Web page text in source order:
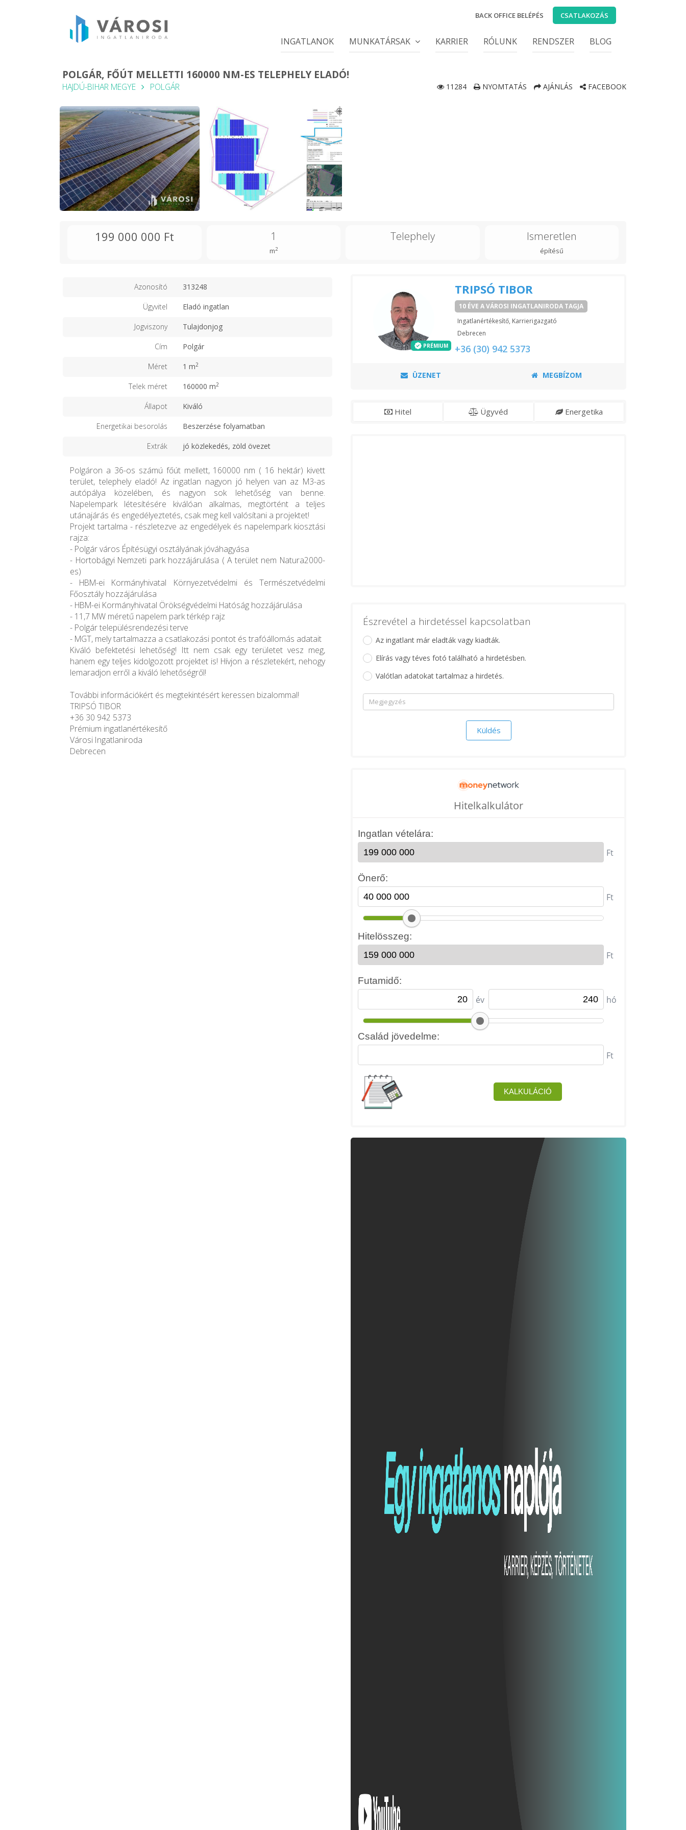
BACK OFFICE BELÉPÉS CSATLAKOZÁS
INGATLANOK MUNKATÁRSAK KARRIER RÓLUNK RENDSZER BLOG
POLGÁR, FŐÚT MELLETTI 160000 NM-ES TELEPHELY ELADÓ!
HAJDÚ-BIHAR MEGYE POLGÁR 11284 NYOMTATÁS AJÁNLÁS FACEBOOK
199 000 000 Ft 1
m2
Telephely Ismeretlen
építésű
Azonosító 313248
Ügyvitel Eladó ingatlan
Jogviszony Tulajdonjog
Cím Polgár
Méret 1 m2
Telek méret 160000 m2
Állapot Kiváló
Energetikai besorolás Beszerzése folyamatban
Extrák jó közlekedés, zöld övezet
Polgáron a 36-os számú főút mellett, 160000 nm ( 16 hektár) kivett
terület, telephely eladó! Az ingatlan nagyon jó helyen van az M3-as
autópálya közelében, és nagyon sok lehetőség van benne.
Napelempark létesítésére kiválóan alkalmas, megtörtént a teljes
utánajárás és engedélyeztetés, csak meg kell valósítani a projektet!
Projekt tartalma - részletezve az engedélyek és napelempark kiosztási
rajza:
- Polgár város Építésügyi osztályának jóváhagyása
- Hortobágyi Nemzeti park hozzájárulása ( A terület nem Natura2000-
es)
- HBM-ei Kormányhivatal Környezetvédelmi és Természetvédelmi
Főosztály hozzájárulása
- HBM-ei Kormányhivatal Örökségvédelmi Hatóság hozzájárulása
- 11,7 MW méretű napelem park térkép rajz
- Polgár településrendezési terve
- MGT, mely tartalmazza a csatlakozási pontot és trafóállomás adatait
Kiváló befektetési lehetőség! Itt nem csak egy területet vesz meg,
hanem egy teljes kidolgozott projektet is! Hívjon a részletekért, nehogy
lemaradjon erről a kiváló lehetőségről!
További információkért és megtekintésért keressen bizalommal!
TRIPSÓ TIBOR
+36 30 942 5373
Prémium ingatlanértékesítő
Városi Ingatlaniroda
Debrecen
PRÉMIUM
TRIPSÓ TIBOR
10 ÉVE A VÁROSI INGATLANIRODA TAGJA
Ingatlanértékesítő, Karrierigazgató
Debrecen
+36 (30) 942 5373
ÜZENET MEGBÍZOM
Hitel Ügyvéd Energetika
Észrevétel a hirdetéssel kapcsolatban
Az ingatlant már eladták vagy kiadták.
Elírás vagy téves fotó található a hirdetésben.
Valótlan adatokat tartalmaz a hirdetés.